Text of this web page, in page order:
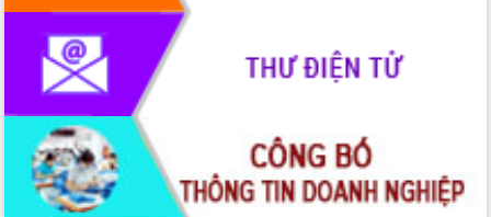
Kỳ họp Chuyên đề lần thứ Năm, HĐND
tỉnh Đắk Lắk thông qua các nghị quyết
quan trọng
Thống nhất danh sách giới thiệu ứng
cử đại biểu Quốc hội khoá XVI và đại
biểu HĐND tỉnh Đắk Lắk, nhiệm kỳ
2026-2031
Phát động hai phong trào thi đua quan
trọng trong kỷ nguyên mới